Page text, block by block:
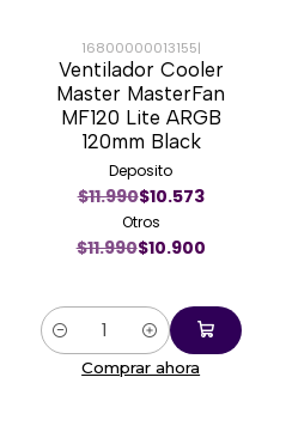
-9%
16800000013155|
Ventilador Cooler
Master MasterFan
MF120 Lite ARGB
120mm Black
Deposito
$11.990$10.573
Otros
$11.990$10.900
Cantidad
Comprar ahora